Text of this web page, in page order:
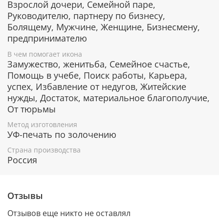
изделию придается особая рельефность и
выразительность. Икона изготовлена из
металлической пластины Miro Silver, нижний слой
которой состоит из алюминия, а верхний - из
серебра. Отдельные элементы покрыты позолотой.
Деревянная основа иконы изготавливается из
наиболее ценных пород лиственных деревьев,
например, дерева окуме и орехового дерева,
которые отличаются благородным цветом и
фактурой.
Защита от царапин и потери блеска
по PVD технологии, которая обеспечивает
отсутствие примесей в серебре. Такое покрытие
блеск в течение многих лет, устойчиво к коррозии и
царапинам.
Взрослой дочери, Семейной паре,
Руководителю, партнеру по бизнесу,
Болящему, Мужчине, Женщине, Бизнесмену,
предпринимателю
В чем помогает икона
Замужество, женитьба, Семейное счастье,
Помощь в учебе, Поиск работы, Карьера,
успех, Избавление от недугов, Житейские
нужды, Достаток, материальное благополучие,
От тюрьмы
Метод изготовления
УФ-печать по золочению
Страна производства
Россия
Отзывы
Отзывов еще никто не оставлял